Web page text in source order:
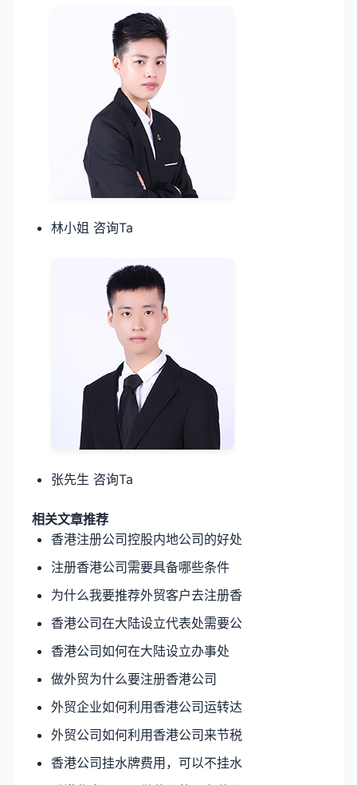
林小姐 咨询Ta
张先生 咨询Ta
相关文章推荐
香港注册公司控股内地公司的好处
注册香港公司需要具备哪些条件
为什么我要推荐外贸客户去注册香
香港公司在大陆设立代表处需要公
香港公司如何在大陆设立办事处
做外贸为什么要注册香港公司
外贸企业如何利用香港公司运转达
外贸公司如何利用香港公司来节税
香港公司挂水牌费用，可以不挂水